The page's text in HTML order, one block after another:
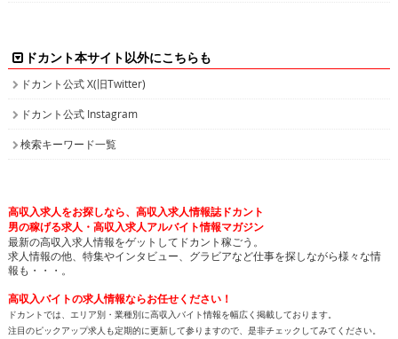
ドカント本サイト以外にこちらも
ドカント公式 X(旧Twitter)
ドカント公式 Instagram
検索キーワード一覧
高収入求人をお探しなら、高収入求人情報誌ドカント
男の稼げる求人・高収入求人アルバイト情報マガジン
最新の高収入求人情報をゲットしてドカント稼ごう。
求人情報の他、特集やインタビュー、グラビアなど仕事を探しながら様々な情
報も・・・。
高収入バイトの求人情報ならお任せください！
ドカントでは、エリア別・業種別に高収入バイト情報を幅広く掲載しております。
注目のピックアップ求人も定期的に更新して参りますので、是非チェックしてみてください。